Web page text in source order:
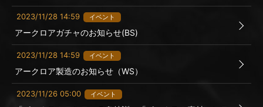
2023/11/28 14:59 イベント
アークロアガチャのお知らせ(BS)
2023/11/28 14:59 イベント
アークロア製造のお知らせ（WS）
2023/11/26 05:00 イベント